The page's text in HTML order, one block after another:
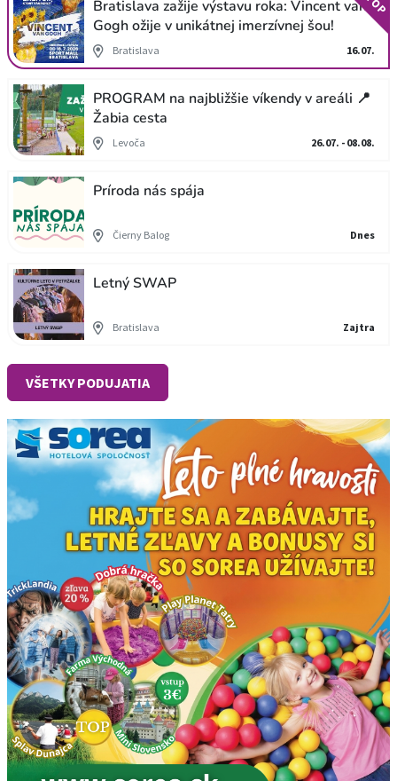
Bratislava zažije výstavu roka: Vincent van
Gogh ožije v unikátnej imerzívnej šou!
Bratislava 16.07.
PROGRAM na najbližšie víkendy v areáli 📍
Žabia cesta
Levoča 26.07. - 08.08.
Príroda nás spája
Čierny Balog Dnes
Letný SWAP
Bratislava Zajtra
VŠETKY PODUJATIA